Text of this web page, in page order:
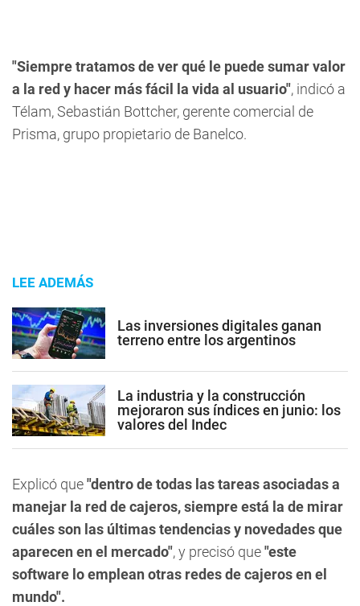
"Siempre tratamos de ver qué le puede sumar valor
a la red y hacer más fácil la vida al usuario", indicó a
Télam, Sebastián Bottcher, gerente comercial de
Prisma, grupo propietario de Banelco.
LEE ADEMÁS
Las inversiones digitales ganan
terreno entre los argentinos
La industria y la construcción
mejoraron sus índices en junio: los
valores del Indec
Explicó que"dentro de todas las tareas asociadas a
manejar la red de cajeros, siempre está la de mirar
cuáles son las últimas tendencias y novedades que
aparecen en el mercado", y precisó que"este
software lo emplean otras redes de cajeros en el
mundo".